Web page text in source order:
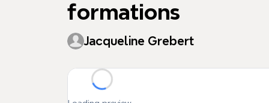
formations
Jacqueline Grebert